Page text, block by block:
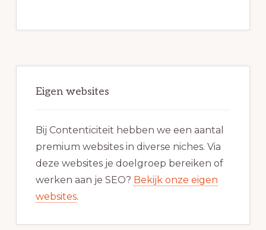
Sidebar
Eigen websites
Bij Contenticiteit hebben we een aantal
premium websites in diverse niches. Via
deze websites je doelgroep bereiken of
werken aan je SEO? Bekijk onze eigen
websites.